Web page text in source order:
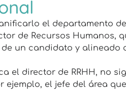
el departamento
de Recursos Humanos,
un candidato y alineado
el director de RRHH, no
ejemplo, el jefe del área